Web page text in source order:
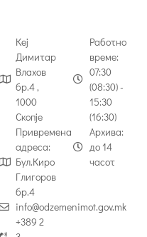
Кеј
Димитар
Влахов
бр.4 ,
1000
Скопје
Привремена
адреса:
Бул.Киро
Глигоров
бр.4
info@odzemenimot.gov.mk
+389 2
Работно
време:
07:30
(08:30) -
15:30
(16:30)
Архива:
до 14
часот